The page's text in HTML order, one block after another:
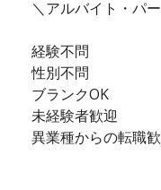
＼アルバイト・パ
経験不問
性別不問
ブランクOK
未経験者歓迎
異業種からの転職